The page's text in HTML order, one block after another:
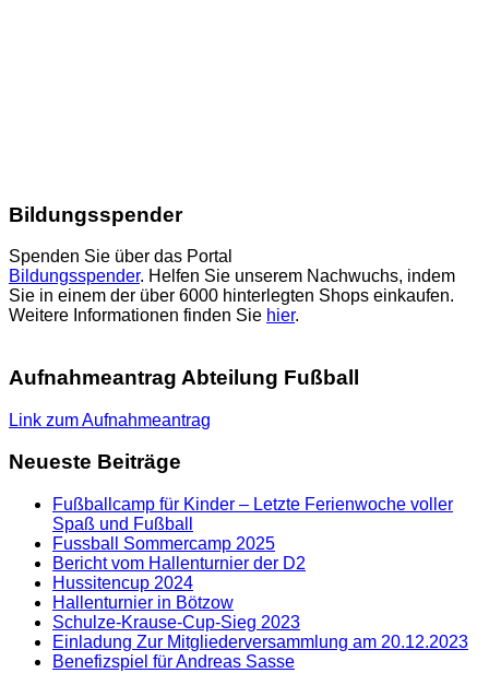
Bildungsspender
Spenden Sie über das Portal
Bildungsspender. Helfen Sie unserem Nachwuchs, indem
Sie in einem der über 6000 hinterlegten Shops einkaufen.
Weitere Informationen finden Sie hier.
Aufnahmeantrag Abteilung Fußball
Link zum Aufnahmeantrag
Neueste Beiträge
Fußballcamp für Kinder – Letzte Ferienwoche voller
Spaß und Fußball
Fussball Sommercamp 2025
Bericht vom Hallenturnier der D2
Hussitencup 2024
Hallenturnier in Bötzow
Schulze-Krause-Cup-Sieg 2023
Einladung Zur Mitgliederversammlung am 20.12.2023
Benefizspiel für Andreas Sasse